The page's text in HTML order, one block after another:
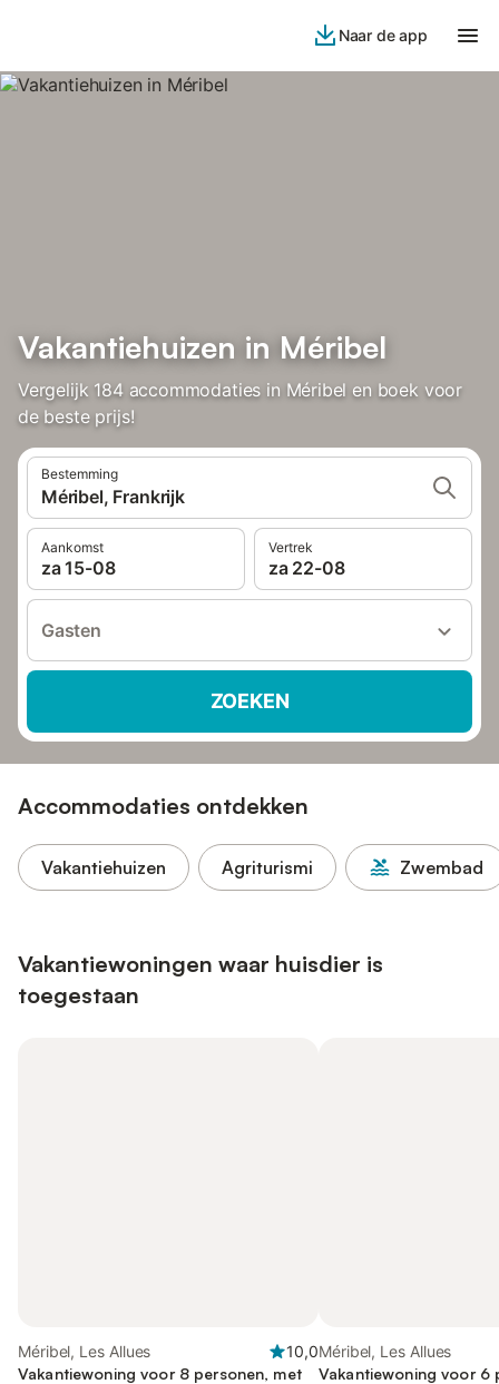
Naar de app
Vakantiehuizen in Méribel
Vergelijk 184 accommodaties in Méribel en boek voor
de beste prijs!
Bestemming
Méribel, Frankrijk
Aankomst
za 15-08
Vertrek
za 22-08
Gasten
ZOEKEN
Accommodaties ontdekken
Vakantiehuizen Agriturismi Zwembad
Vakantiewoningen waar huisdier is
toegestaan
Méribel, Les Allues
10,0
Vakantiewoning voor 8 personen, met
Méribel, Les Allues
Vakantiewoning voor 6